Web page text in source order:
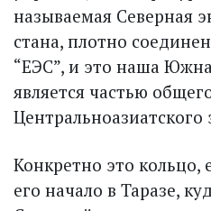
называемая Северная
стана, плотно
“ЕЭС”, и это наша
является частью
Центральноазиатского
Конкретно это кольцо,
его начало в Таразе,